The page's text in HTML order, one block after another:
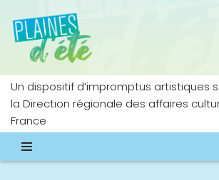
Aller
contenu
Un dispositif d’impromptus artistiques
la Direction régionale des affaires
France